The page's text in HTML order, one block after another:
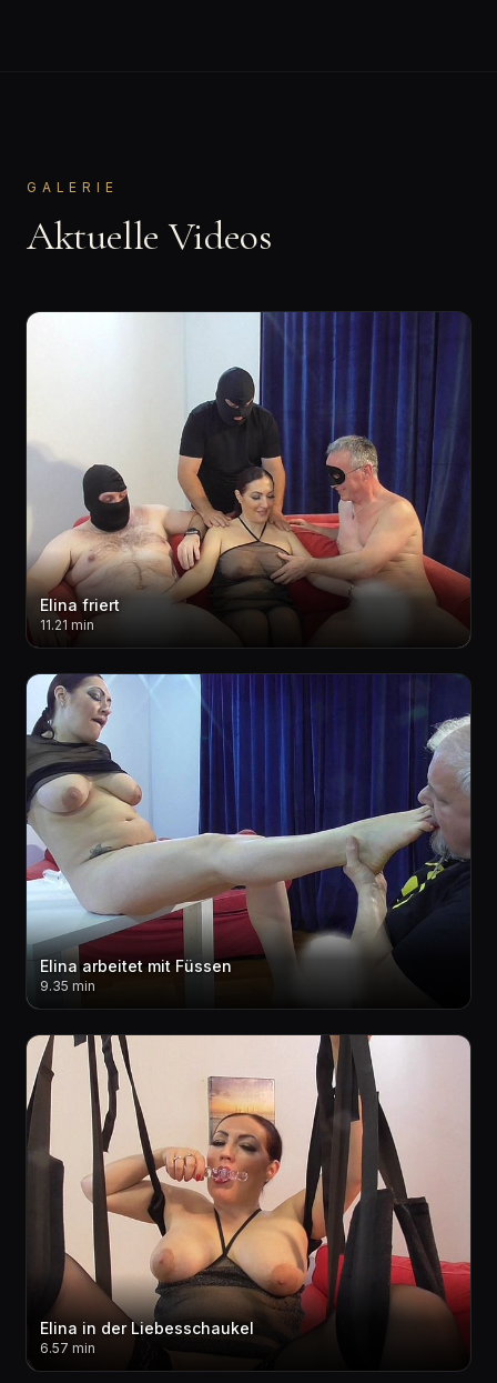
GALERIE
Aktuelle Videos
Elina friert
11.21 min
Elina arbeitet mit Füssen
9.35 min
Elina in der Liebesschaukel
6.57 min